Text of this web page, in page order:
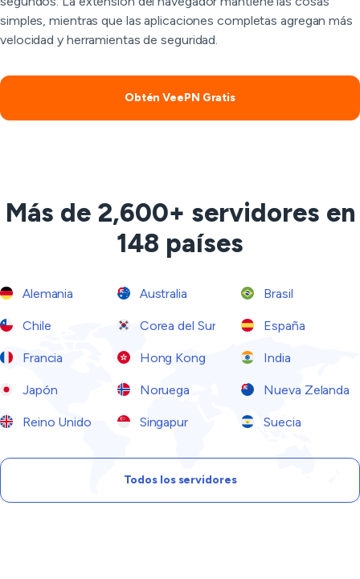
simples, mientras que las aplicaciones completas agregan más
velocidad y herramientas de seguridad.
Obtén VeePN Gratis
Más de 2,600+ servidores en
148 países
Alemania Australia Brasil
Chile Corea del Sur España
Francia Hong Kong India
Japón Noruega Nueva Zelanda
Reino Unido Singapur Suecia
Todos los servidores